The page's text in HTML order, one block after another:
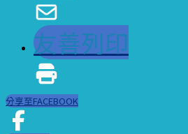
友善列印
分享至FACEBOOK